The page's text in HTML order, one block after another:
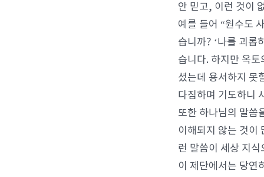
안 믿고, 이런 것이
예를 들어 “원수도
습니까? ‘나를 괴롭
습니다. 하지만 옥
셨는데 용서하지 못
다짐하며 기도하니
또한 하나님의 말씀
이해되지 않는 것이
런 말씀이 세상 지
이 제단에서는 당연